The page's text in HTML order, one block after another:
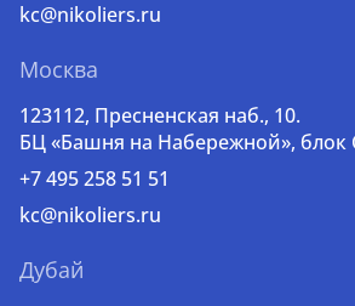
kc@nikoliers.ru
Москва
123112, Пресненская наб., 10.
БЦ «Башня на Набережной», блок
+7 495 258 51 51
kc@nikoliers.ru
Дубай